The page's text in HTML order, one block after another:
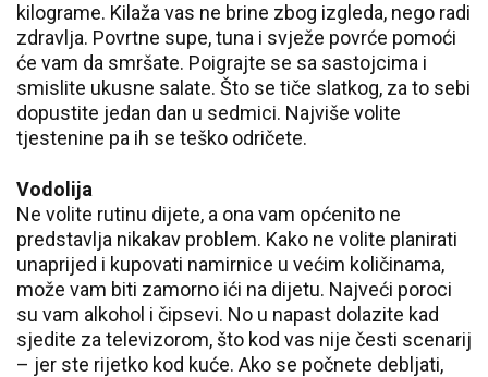
kilograme. Kilaža vas ne brine zbog izgleda, nego radi
zdravlja. Povrtne supe, tuna i svježe povrće pomoći
će vam da smršate. Poigrajte se sa sastojcima i
smislite ukusne salate. Što se tiče slatkog, za to sebi
dopustite jedan dan u sedmici. Najviše volite
tjestenine pa ih se teško odričete.
Vodolija
Ne volite rutinu dijete, a ona vam općenito ne
predstavlja nikakav problem. Kako ne volite planirati
unaprijed i kupovati namirnice u većim količinama,
može vam biti zamorno ići na dijetu. Najveći poroci
su vam alkohol i čipsevi. No u napast dolazite kad
sjedite za televizorom, što kod vas nije česti scenarij
– jer ste rijetko kod kuće. Ako se počnete debljati,